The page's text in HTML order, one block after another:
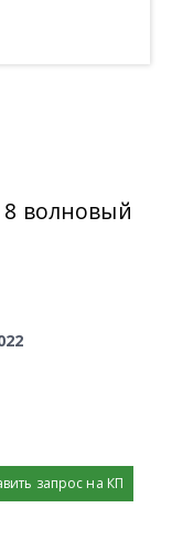
волновый
запрос на КП